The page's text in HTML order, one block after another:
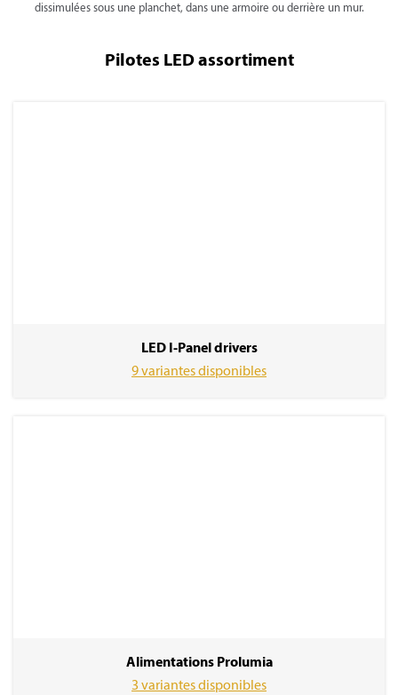
dissimulées sous une planchet, dans une armoire ou derrière un mur.
Pilotes LED assortiment
LED I-Panel drivers
9 variantes disponibles
Alimentations Prolumia
3 variantes disponibles